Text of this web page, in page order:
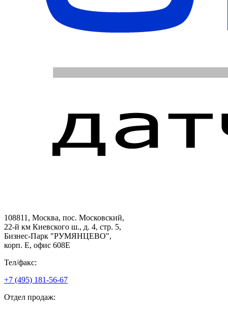
108811, Москва, пос. Московский,
22-й км Киевского ш., д. 4, стр. 5,
Бизнес-Парк "РУМЯНЦЕВО",
корп. Е, офис 608E
Тел/факс:
+7 (495) 181-56-67
Отдел продаж: